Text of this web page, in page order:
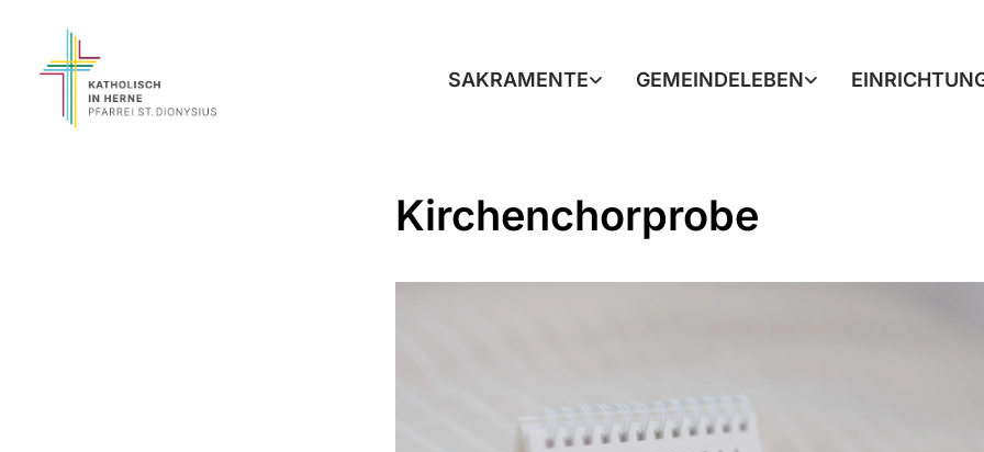
SAKRAMENTE GEMEINDELEBEN
Kirchenchorprobe